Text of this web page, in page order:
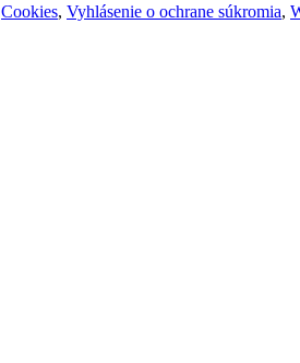
Cookies, Vyhlásenie o ochrane súkromia,